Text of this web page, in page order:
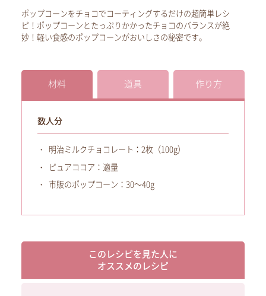
ポップコーンをチョコでコーティングするだけの超簡単レシ
ピ！ポップコーンとたっぷりかかったチョコのバランスが絶
妙！軽い食感のポップコーンがおいしさの秘密です。
材料 道具 作り方
数人分
明治ミルクチョコレート：2枚（100g）
ピュアココア：適量
市販のポップコーン：30～40g
このレシピを見た人に
オススメのレシピ